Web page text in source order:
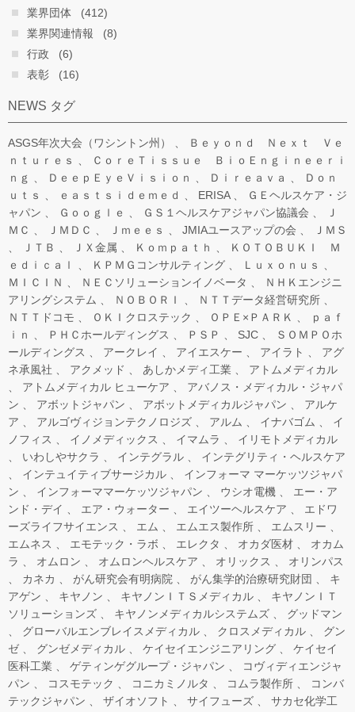
業界団体
(412)
業界関連情報
(8)
行政
(6)
表彰
(16)
NEWS タグ
ASGS年次大会（ワシントン州）
Ｂｅｙｏｎｄ Ｎｅｘｔ Ｖｅ
ｎｔｕｒｅｓ
ＣｏｒｅＴｉｓｓｕｅ ＢｉｏＥｎｇｉｎｅｅｒｉ
ｎｇ
ＤｅｅｐＥｙｅＶｉｓｉｏｎ Ｄｉｒｅａｖａ
Ｄｏｎ
ｕｔｓ
ｅａｓｔｓｉｄｅｍｅｄ ERISA
ＧＥヘルスケア・ジ
ャパン
Ｇｏｏｇｌｅ ＧＳ１ヘルスケアジャパン協議会
Ｊ
ＭＣ
ＪＭＤＣ Ｊｍｅｅｓ JMIAユースアップの会
ＪＭＳ
ＪＴＢ
ＪＸ金属 Ｋｏｍｐａｔｈ
ＫＯＴＯＢＵＫＩ Ｍ
ｅｄｉｃａｌ
ＫＰＭＧコンサルティング
Ｌｕｘｏｎｕｓ
ＭＩＣＩＮ
ＮＥＣソリューションイノベータ
ＮＨＫエンジニ
アリングシステム
ＮＯＢＯＲＩ
ＮＴＴデータ経営研究所
ＮＴＴドコモ
ＯＫＩクロステック ＯＰＥ×ＰＡＲＫ
ｐａｆ
ｉｎ
ＰＨＣホールディングス ＰＳＰ SJC
ＳＯＭＰＯホ
ールディングス
アークレイ アイエスケー アイラト
アグ
ネ承風社
アクメッド あしかメディ工業
アトムメディカル
アトムメディカル ヒューケア
アバノス・メディカル・ジャパ
ン
アボットジャパン アボットメディカルジャパン
アルケ
ア
アルゴヴィジョンテクノロジズ アルム イナバゴム
イ
ノフィス
イノメディックス イマムラ
イリモトメディカル
いわしやサクラ
インテグラル
インテグリティ・ヘルスケア
インテュイティブサージカル
インフォーマ マーケッツジャパ
ン
インフォーママーケッツジャパン ウシオ電機
エー・ア
ンド・デイ
エア・ウォーター エイツーヘルスケア
エドワ
ーズライフサイエンス
エム エムエス製作所
エムスリー
エムネス
エモテック・ラボ エレクタ オカダ医材
オカム
ラ
オムロン オムロンヘルスケア オリックス
オリンパス
カネカ
がん研究会有明病院 がん集学的治療研究財団
キ
アゲン
キヤノン キヤノンＩＴＳメディカル
キヤノンＩＴ
ソリューションズ
キヤノンメディカルシステムズ
グッドマン
グローバルエンブレイスメディカル
クロスメディカル
グン
ゼ
グンゼメディカル ケイセイエンジニアリング
ケイセイ
医科工業
ゲティンゲグループ・ジャパン
コヴィディエンジャ
パン
コスモテック コニカミノルタ コムラ製作所
コンバ
テックジャパン
ザイオソフト サイフューズ サカセ化学工